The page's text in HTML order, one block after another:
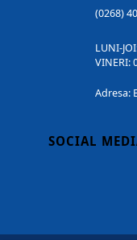
(0268)
LUNI-
VINERI:
Adresa:
SOCIAL